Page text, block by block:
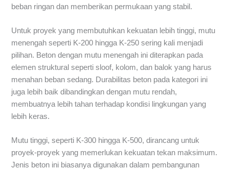
beban ringan dan memberikan permukaan yang stabil.
Untuk proyek yang membutuhkan kekuatan lebih tinggi, mutu
menengah seperti K-200 hingga K-250 sering kali menjadi
pilihan. Beton dengan mutu menengah ini diterapkan pada
elemen struktural seperti sloof, kolom, dan balok yang harus
menahan beban sedang. Durabilitas beton pada kategori ini
juga lebih baik dibandingkan dengan mutu rendah,
membuatnya lebih tahan terhadap kondisi lingkungan yang
lebih keras.
Mutu tinggi, seperti K-300 hingga K-500, dirancang untuk
proyek-proyek yang memerlukan kekuatan tekan maksimum.
Jenis beton ini biasanya digunakan dalam pembangunan